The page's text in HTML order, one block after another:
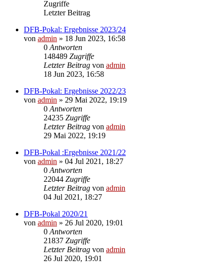
Zugriffe
Letzter Beitrag
DFB-Pokal: Ergebnisse 2023/24
von admin » 18 Jun 2023, 16:58
0 Antworten
148489 Zugriffe
Letzter Beitrag von admin
18 Jun 2023, 16:58
DFB-Pokal: Ergebnisse 2022/23
von admin » 29 Mai 2022, 19:19
0 Antworten
24235 Zugriffe
Letzter Beitrag von admin
29 Mai 2022, 19:19
DFB-Pokal :Ergebnisse 2021/22
von admin » 04 Jul 2021, 18:27
0 Antworten
22044 Zugriffe
Letzter Beitrag von admin
04 Jul 2021, 18:27
DFB-Pokal 2020/21
von admin » 26 Jul 2020, 19:01
0 Antworten
21837 Zugriffe
Letzter Beitrag von admin
26 Jul 2020, 19:01